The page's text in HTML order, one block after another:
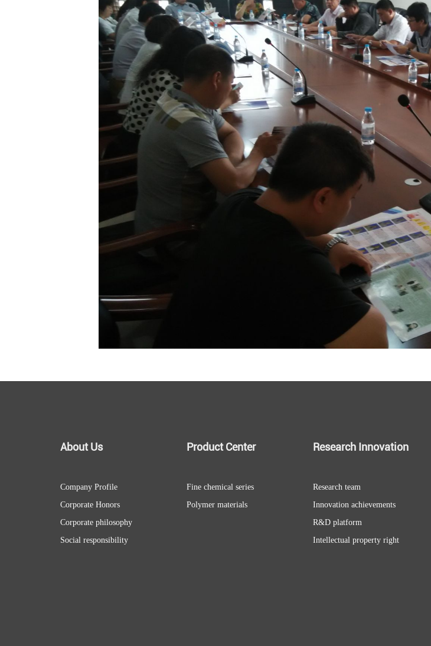
About Us
Company Profile
Corporate Honors
Corporate philosophy
Social responsibility
Product Center
Fine chemical series
Polymer materials
Research Innovation
Research team
Innovation achievements
R&D platform
Intellectual property right